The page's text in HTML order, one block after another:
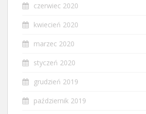
czerwiec 2020
kwiecień 2020
marzec 2020
styczeń 2020
grudzień 2019
październik 2019